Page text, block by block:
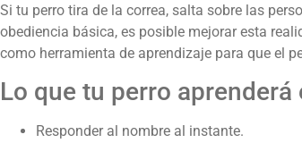
Si tu perro tira de la correa, salta sobre las
obediencia básica, es posible mejorar esta
como herramienta de aprendizaje para que el
Lo que tu perro
Responder al nombre al instante.